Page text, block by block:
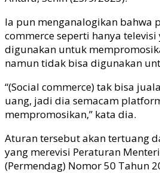
Ia pun menganalogikan bahwa
commerce seperti hanya
digunakan untuk
namun tidak bisa digunakan
“(Social commerce) tak bisa
uang, jadi dia semacam
mempromosikan,” kata dia.
Aturan tersebut akan tertuang
yang merevisi Peraturan
(Permendag) Nomor 50 Tahun